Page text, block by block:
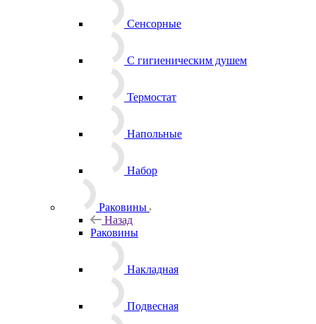
Сенсорные
С гигиеническим душем
Термостат
Напольные
Набор
Раковины
Назад
Раковины
Накладная
Подвесная